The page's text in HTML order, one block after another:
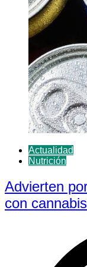
Actualidad
Nutrición
Advierten
con